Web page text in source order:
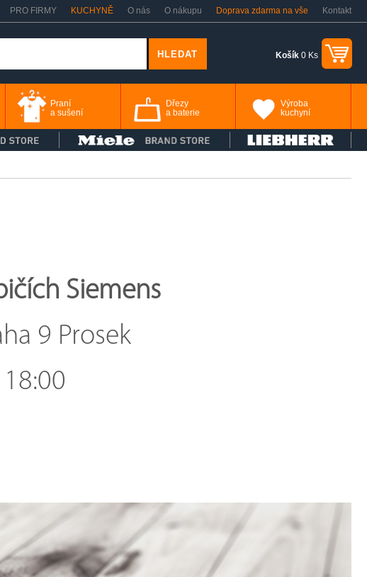
PRO FIRMY KUCHYNĚ O nás O nákupu Doprava zdarma na vše Kontakt
Košík0 Ks
Praní
a sušení
Dřezy
a baterie
Výroba
kuchyní
Siemens
9 Prosek